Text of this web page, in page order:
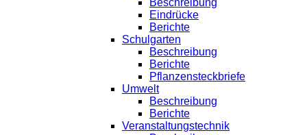
Beschreibung
Eindrücke
Berichte
Schulgarten
Beschreibung
Berichte
Pflanzensteckbriefe
Umwelt
Beschreibung
Berichte
Veranstaltungstechnik